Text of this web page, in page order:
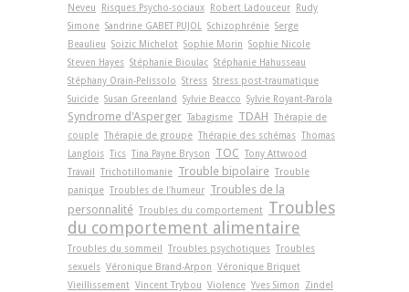
Neveu
Risques Psycho-sociaux Robert Ladouceur Rudy
Simone Sandrine GABET PUJOL Schizophrénie Serge
Beaulieu Soizic Michelot Sophie Morin Sophie Nicole
Steven Hayes Stéphanie Bioulac Stéphanie Hahusseau
Stéphany Orain-Pelissolo Stress Stress post-traumatique
Suicide Susan Greenland Sylvie Beacco Sylvie Royant-Parola
Syndrome d'Asperger Tabagisme TDAH Thérapie de
couple Thérapie de groupe Thérapie des schémas Thomas
Langlois Tics Tina Payne Bryson TOC Tony Attwood
Travail Trichotillomanie Trouble bipolaire Trouble
panique Troubles de l'humeur Troubles de la
personnalité Troubles du comportement Troubles
du comportement alimentaire
Troubles du sommeil Troubles psychotiques Troubles
sexuels Véronique Brand-Arpon Véronique Briquet
Vieillissement Vincent Trybou Violence Yves Simon
Zindel